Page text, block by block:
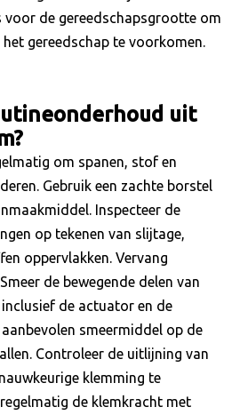
voor de gereedschapsgrootte om
gereedschap te voorkomen.
uit
om spanen, stof en
Gebruik een zachte borstel
Inspecteer de
op tekenen van slijtage,
oppervlakken. Vervang
de bewegende delen van
de actuator en de
smeermiddel op de
Controleer de uitlijning van
klemming te
de klemkracht met